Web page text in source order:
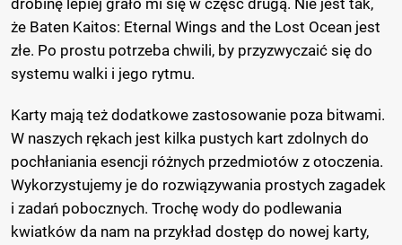
drobinę lepiej grało mi się w część drugą. Nie jest tak,
że Baten Kaitos: Eternal Wings and the Lost Ocean jest
złe. Po prostu potrzeba chwili, by przyzwyczaić się do
systemu walki i jego rytmu.
Karty mają też dodatkowe zastosowanie poza bitwami.
W naszych rękach jest kilka pustych kart zdolnych do
pochłaniania esencji różnych przedmiotów z otoczenia.
Wykorzystujemy je do rozwiązywania prostych zagadek
i zadań pobocznych. Trochę wody do podlewania
kwiatków da nam na przykład dostęp do nowej karty,